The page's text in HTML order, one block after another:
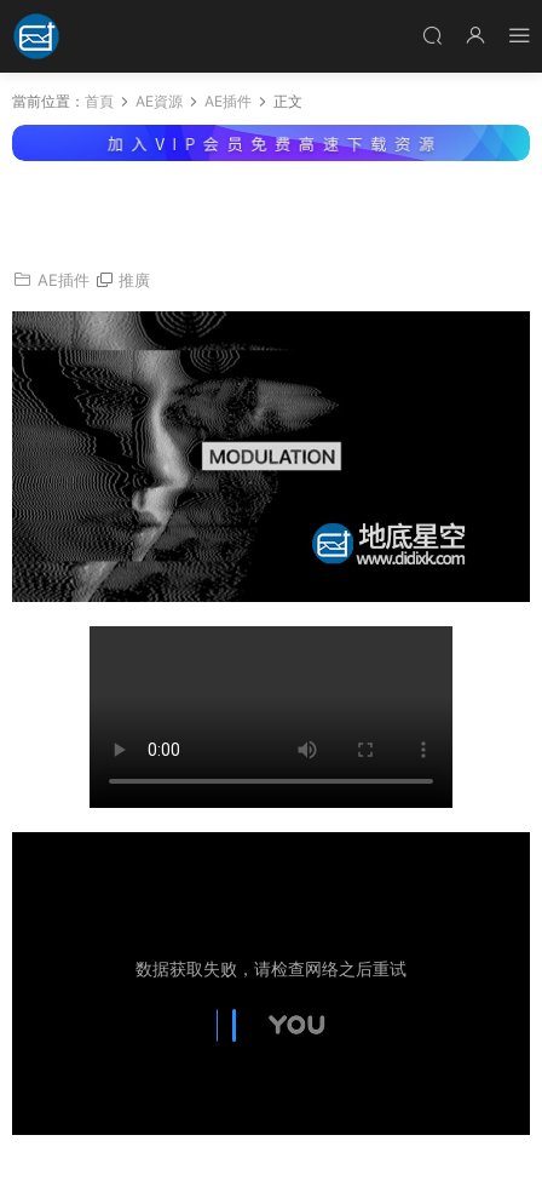
當前位置： 首頁 AE資源 AE插件 正文
AE插件 推廣